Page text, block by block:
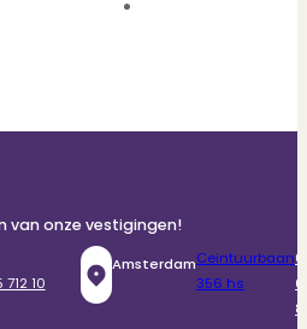
van onze vestigingen!
712 10
AmsterdamCeintuurbaan
356 hs